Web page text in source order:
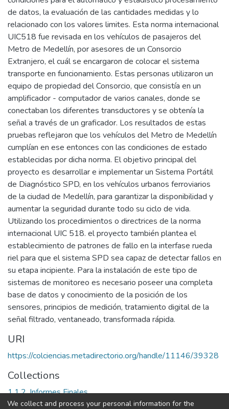
de datos, la evaluación de las cantidades medidas y lo
relacionado con los valores limites. Esta norma internacional
UIC518 fue revisada en los vehículos de pasajeros del
Metro de Medellín, por asesores de un Consorcio
Extranjero, el cuál se encargaron de colocar el sistema
transporte en funcionamiento. Estas personas utilizaron un
equipo de propiedad del Consorcio, que consistía en un
amplificador - computador de varios canales, donde se
conectaban los diferentes transductores y se obtenía la
señal a través de un graficador. Los resultados de estas
pruebas reflejaron que los vehículos del Metro de Medellín
cumplían en ese entonces con las condiciones de estado
establecidas por dicha norma. El objetivo principal del
proyecto es desarrollar e implementar un Sistema Portátil
de Diagnóstico SPD, en los vehículos urbanos ferroviarios
de la ciudad de Medellín, para garantizar la disponibilidad y
aumentar la seguridad durante todo su ciclo de vida.
Utilizando los procedimientos o directrices de la norma
internacional UIC 518. el proyecto también plantea el
establecimiento de patrones de fallo en la interfase rueda
riel para que el sistema SPD sea capaz de detectar fallos en
su etapa incipiente. Para la instalación de este tipo de
sistemas de monitoreo es necesario poseer una completa
base de datos y conocimiento de la posición de los
sensores, principios de medición, tratamiento digital de la
señal filtrado, ventaneado, transformada rápida.
URI
https://colciencias.metadirectorio.org/handle/11146/39328
Collections
1.1.2. Informes Finales
We collect and process your personal information for the